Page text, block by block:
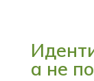
а не